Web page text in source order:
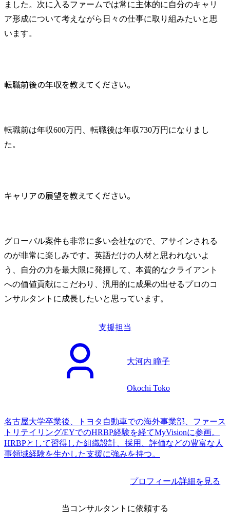
ました。次に入るファームでは常に主体的に自分のキャリ
ア形成について考えながら日々の仕事に取り組みたいと思
います。
転職前後の年収を教えてください。
転職前は年収600万円、転職後は年収730万円になりまし
た。
キャリアの展望を教えてください。
グローバル案件も非常に多い会社なので、アサインされる
のが非常に楽しみです。英語だけの人材と思われないよ
う、自分の力を最大限に発揮して、本質的なクライアント
への価値貢献にこだわり、汎用的に成果の出せるプロのコ
ンサルタントに成長したいと思っています。
支援担当
大河内 瞳子
Okochi Toko
名古屋大学卒業後、トヨタ自動車での海外事業部、ファース
トリテイリング/EYでのHRBP経験を経てMyVisionに参画。
HRBPとして習得した組織設計、採用、評価などの豊富な人
事領域経験を生かした支援に強みを持つ。
プロフィール詳細を見る
当コンサルタントに依頼する